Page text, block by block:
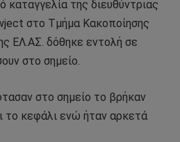
καταγγελία της διευθύντριας
στο Τμήμα Κακοποίησης
ΕΛ.ΑΣ. δόθηκε εντολή σε
στο σημείο.
στο σημείο το βρήκαν
το κεφάλι ενώ ήταν αρκετά